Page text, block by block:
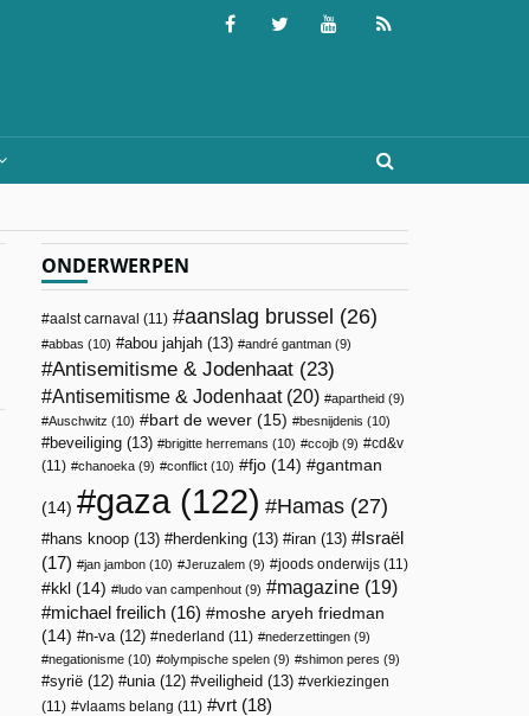
ONDERWERPEN
aalst carnaval (11) aanslag brussel (26)
abbas (10) abou jahjah (13) andré gantman (9)
Antisemitisme & Jodenhaat (23)
Antisemitisme & Jodenhaat(20) apartheid (9)
Auschwitz (10) bart de wever (15) besnijdenis (10)
beveiliging (13) brigitte herremans (10) ccojb (9)
cd&v
(11)
chanoeka (9) conflict (10) fjo (14) gantman
(14) gaza(122) Hamas (27)
hans knoop (13) herdenking (13) iran (13)
Israël
(17)
jan jambon (10) Jeruzalem (9) joods onderwijs (11)
kkl (14) ludo van campenhout (9) magazine (19)
michael freilich (16)
moshe aryeh friedman
(14)
n-va(12) nederland (11) nederzettingen (9)
negationisme (10) olympische spelen (9) shimon peres (9)
syrië (12) unia(12) veiligheid (13)
verkiezingen
(11)
vlaams belang (11) vrt (18)